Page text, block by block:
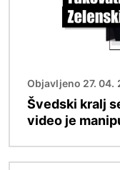
Objavljeno 27. 04.
Švedski kralj
video je